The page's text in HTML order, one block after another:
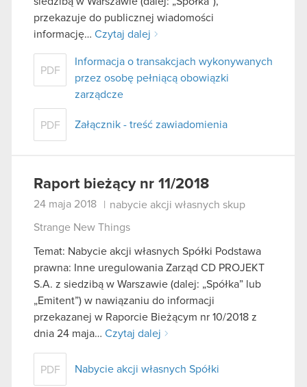
przekazuje do publicznej wiadomości
informację… Czytaj dalej
PDF
Informacja o transakcjach wykonywanych
przez osobę pełniącą obowiązki
zarządcze
PDF Załącznik - treść zawiadomienia
Raport bieżący nr 11/2018
24 maja 2018 nabycie akcji własnych skup
Strange New Things
Temat: Nabycie akcji własnych Spółki Podstawa
prawna: Inne uregulowania Zarząd CD PROJEKT
S.A. z siedzibą w Warszawie (dalej: „Spółka” lub
„Emitent”) w nawiązaniu do informacji
przekazanej w Raporcie Bieżącym nr 10/2018 z
dnia 24 maja… Czytaj dalej
PDF Nabycie akcji własnych Spółki